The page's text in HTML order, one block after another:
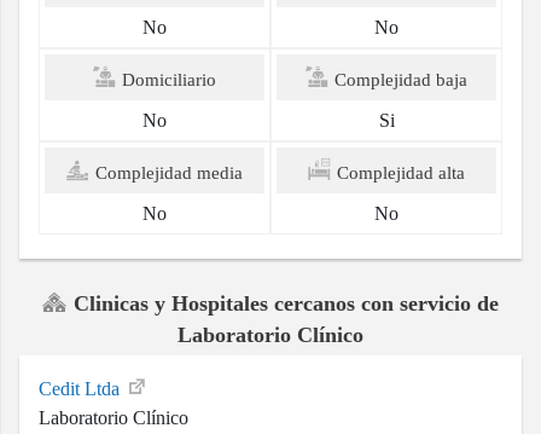
No
No
Domiciliario
No
Complejidad baja
Si
Complejidad media
No
Complejidad alta
No
Clinicas y Hospitales cercanos con servicio de
Laboratorio Clínico
Cedit Ltda
Laboratorio Clínico